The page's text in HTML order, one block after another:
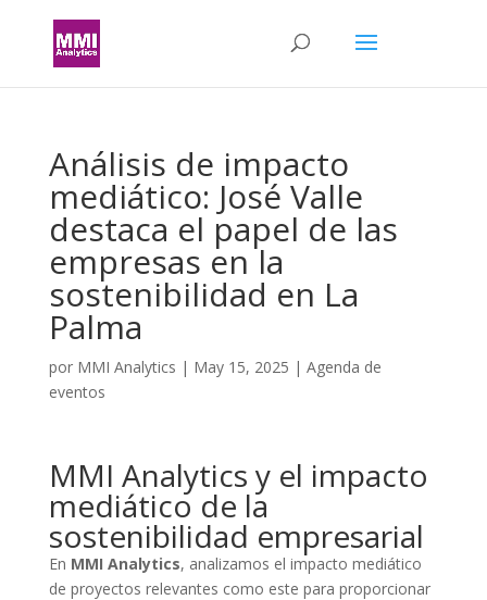
Análisis de impacto
mediático: José Valle
destaca el papel de las
empresas en la
sostenibilidad en La
Palma
por MMI Analytics | May 15, 2025 | Agenda de
eventos
MMI Analytics y el impacto
mediático de la
sostenibilidad empresarial
En MMI Analytics, analizamos el impacto mediático
de proyectos relevantes como este para proporcionar